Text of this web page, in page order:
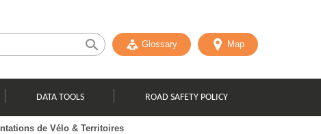
Glossary Map
DATA TOOLS ROAD SAFETY POLICY
de Vélo & Territoires